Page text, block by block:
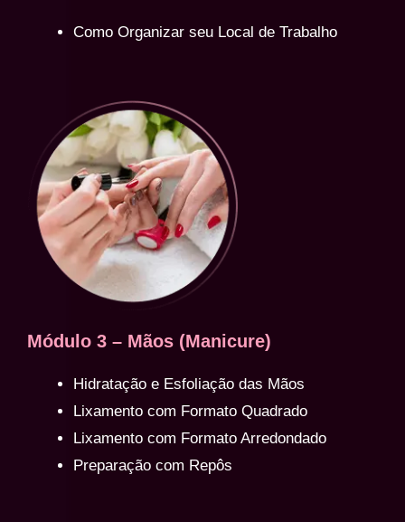
Como Organizar seu Local de Trabalho
Módulo 3 – Mãos (Manicure)
Hidratação e Esfoliação das Mãos
Lixamento com Formato Quadrado
Lixamento com Formato Arredondado
Preparação com Repôs